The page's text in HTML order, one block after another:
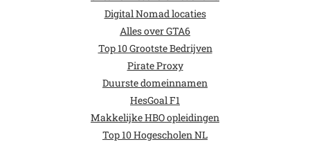
Digital Nomad locaties
Alles over GTA6
Top 10 Grootste Bedrijven
Pirate Proxy
Duurste domeinnamen
HesGoal F1
Makkelijke HBO opleidingen
Top 10 Hogescholen NL